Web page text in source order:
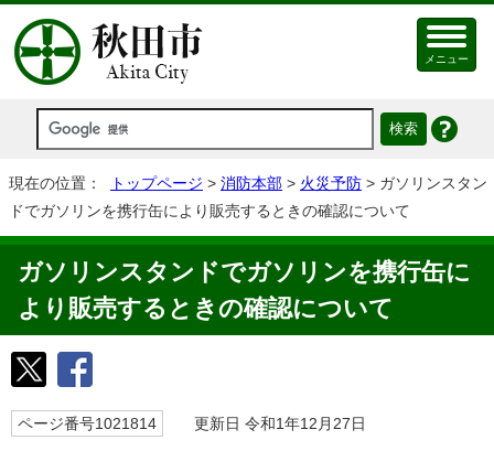
メニュー
現在の位置： トップページ > 消防本部 > 火災予防 > ガソリンスタン
ドでガソリンを携行缶により販売するときの確認について
ガソリンスタンドでガソリンを携行缶に
より販売するときの確認について
ページ番号1021814 更新日 令和1年12月27日